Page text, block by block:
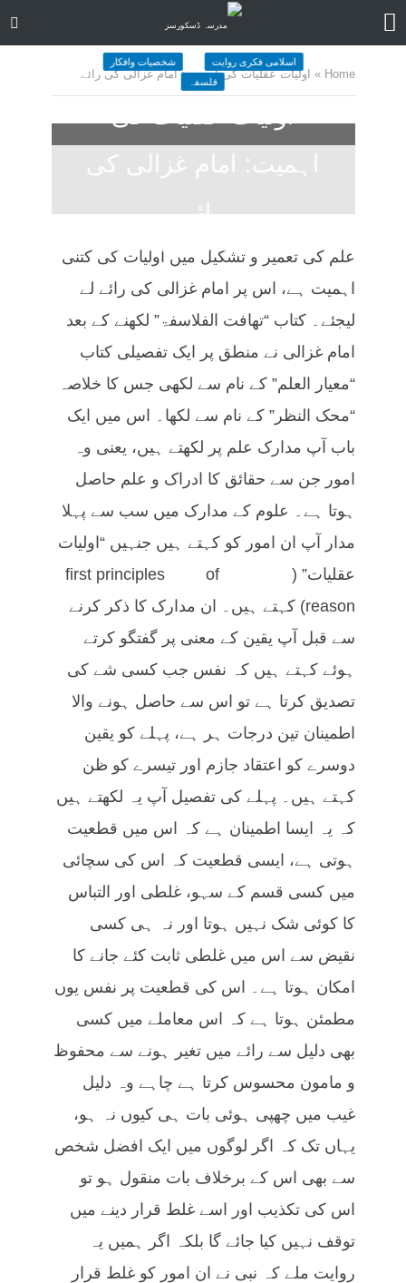
Home
» اولیات عقلیات کی اہمیت: امام غزالی کی رائے
اسلامی فکری روایت
شخصیات وافکار
فلسفہ
اولیات عقلیات کی
اہمیت: امام غزالی کی
رائے
November 1, 2024
کمنت کیجے
علم کی تعمیر و تشکیل میں اولیات کی کتنی
اہمیت ہے، اس پر امام غزالی کی رائے لے
لیجئے۔ کتاب “تھافت الفلاسفۃ” لکھنے کے بعد
امام غزالی نے منطق پر ایک تفصیلی کتاب
“معیار العلم” کے نام سے لکھی جس کا خلاصہ
“محک النظر” کے نام سے لکھا۔ اس میں ایک
باب آپ مدارک علم پر لکھتے ہیں، یعنی وہ
امور جن سے حقائق کا ادراک و علم حاصل
ہوتا ہے۔ علوم کے مدارک میں سب سے پہلا
مدار آپ ان امور کو کہتے ہیں جنہیں “اولیات
عقلیات” ( first principles of
reason) کہتے ہیں۔ ان مدارک کا ذکر کرنے
سے قبل آپ یقین کے معنی پر گفتگو کرتے
ہوئے کہتے ہیں کہ نفس جب کسی شے کی
تصدیق کرتا ہے تو اس سے حاصل ہونے والا
اطمینان تین درجات ہر ہے، پہلے کو یقین
دوسرے کو اعتقاد جازم اور تیسرے کو ظن
کہتے ہیں۔ پہلے کی تفصیل آپ یہ لکھتے ہیں
کہ یہ ایسا اطمینان ہے کہ اس میں قطعیت
ہوتی ہے، ایسی قطعیت کہ اس کی سچائی
میں کسی قسم کے سہو، غلطی اور التباس
کا کوئی شک نہیں ہوتا اور نہ ہی کسی
نقیض سے اس میں غلطی ثابت کئے جانے کا
امکان ہوتا ہے۔ اس کی قطعیت پر نفس یوں
مطمئن ہوتا ہے کہ اس معاملے میں کسی
بھی دلیل سے رائے میں تغیر ہونے سے محفوظ
و مامون محسوس کرتا ہے چاہے وہ دلیل
غیب میں چھپی ہوئی بات ہی کیوں نہ ہو،
یہاں تک کہ اگر لوگوں میں ایک افضل شخص
سے بھی اس کے برخلاف بات منقول ہو تو
اس کی تکذیب اور اسے غلط قرار دینے میں
توقف نہیں کیا جائے گا بلکہ اگر ہمیں یہ
روایت ملے کہ نبی نے ان امور کو غلط قرار